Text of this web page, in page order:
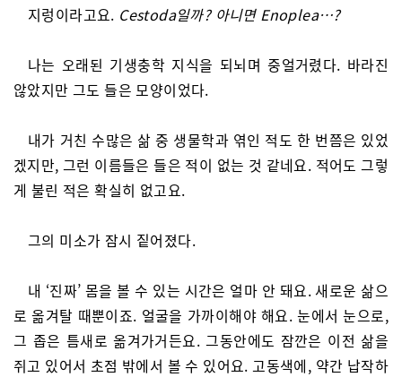
지렁이라고요. Cestoda일까? 아니면 Enoplea…?
나는 오래된 기생충학 지식을 되뇌며 중얼거렸다. 바라진
않았지만 그도 들은 모양이었다.
내가 거친 수많은 삶 중 생물학과 엮인 적도 한 번쯤은 있었
겠지만, 그런 이름들은 들은 적이 없는 것 같네요. 적어도 그렇
게 불린 적은 확실히 없고요.
그의 미소가 잠시 짙어졌다.
내 ‘진짜’ 몸을 볼 수 있는 시간은 얼마 안 돼요. 새로운 삶으
로 옮겨탈 때뿐이죠. 얼굴을 가까이해야 해요. 눈에서 눈으로,
그 좁은 틈새로 옮겨가거든요. 그동안에도 잠깐은 이전 삶을
쥐고 있어서 초점 밖에서 볼 수 있어요. 고동색에, 약간 납작하